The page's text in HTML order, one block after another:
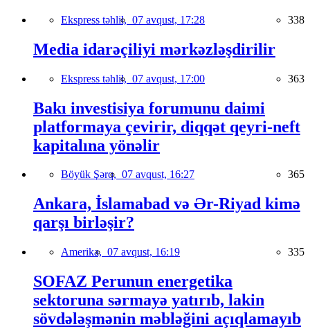
Ekspress təhlil, 07 avqust, 17:28 338
Media idarəçiliyi mərkəzləşdirilir
Ekspress təhlil, 07 avqust, 17:00 363
Bakı investisiya forumunu daimi
platformaya çevirir, diqqət qeyri-neft
kapitalına yönəlir
Böyük Şərq, 07 avqust, 16:27 365
Ankara, İslamabad və Ər-Riyad kimə
qarşı birləşir?
Amerika, 07 avqust, 16:19 335
SOFAZ Perunun energetika
sektoruna sərmayə yatırıb, lakin
sövdələşmənin məbləğini açıqlamayıb